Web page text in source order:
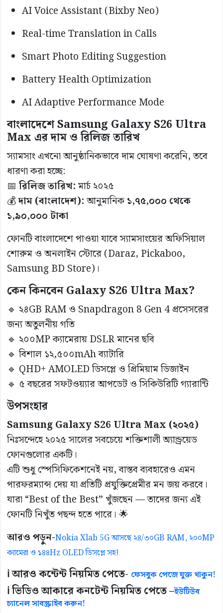
AI Voice Assistant (Bixby Neo)
Real-time Translation in Calls
Smart Photo Editing Suggestion
Battery Health Optimization
AI Adaptive Performance Mode
বাংলাদেশে Samsung Galaxy S26 Ultra
Max এর দাম ও রিলিজ তারিখ
স্যামসাং এখনো আনুষ্ঠানিকভাবে দাম ঘোষণা করেনি, তবে
ধারণা করা হচ্ছে:
📅 রিলিজ তারিখ:মার্চ ২০২৫
💰দাম (বাংলাদেশ):আনুমানিক১,৭৫,০০০ থেকে
১,৯০,০০০ টাকা
ফোনটি বাংলাদেশে পাওয়া যাবে স্যামসাংয়ের অফিসিয়াল
শোরুম ও অনলাইন স্টোরে (Daraz, Pickaboo,
Samsung BD Store)।
কেন কিনবেন Galaxy S26 Ultra Max?
🔹 ২৪GB RAM ও Snapdragon 8 Gen 4 প্রসেসরের
জন্য অতুলনীয় গতি
🔹 ২০০MP ক্যামেরায় DSLR মানের ছবি
🔹 বিশাল ১২,৫০০mAh ব্যাটারি
🔹 QHD+ AMOLED ডিসপ্লে ও প্রিমিয়াম ডিজাইন
🔹 ৫ বছরের সফটওয়্যার আপডেট ও সিকিউরিটি গ্যারান্টি
উপসংহার
Samsung Galaxy S26 Ultra Max (২০২৫)
নিঃসন্দেহে ২০২৫ সালের সবচেয়ে শক্তিশালী অ্যান্ড্রয়েড
ফোনগুলোর একটি।
এটি শুধু স্পেসিফিকেশনেই নয়, বাস্তব ব্যবহারেও এমন
পারফরম্যান্স দেয় যা প্রতিটি প্রযুক্তিপ্রেমীর মন জয় করবে।
যারা “Best of the Best” খুঁজছেন — তাদের জন্য এই
ফোনটি নিখুঁত পছন্দ হতে পারে। 🌟
আরও পড়ুন-Nokia Xlab 5G আসছে ২৪/৩০GB RAM, ২০০MP
ক্যামেরা ও ১৪৪Hz OLED ডিসপ্লে সহ!
ℹ️ আরও কন্টেন্ট নিয়মিত পেতে- ফেসবুক পেজে যুক্ত থাকুন!
ℹ️ ভিডিও আকারে কনটেন্ট নিয়মিত পেতে –ইউটিউব
চ্যানেল সাবস্ক্রাইব করুন!